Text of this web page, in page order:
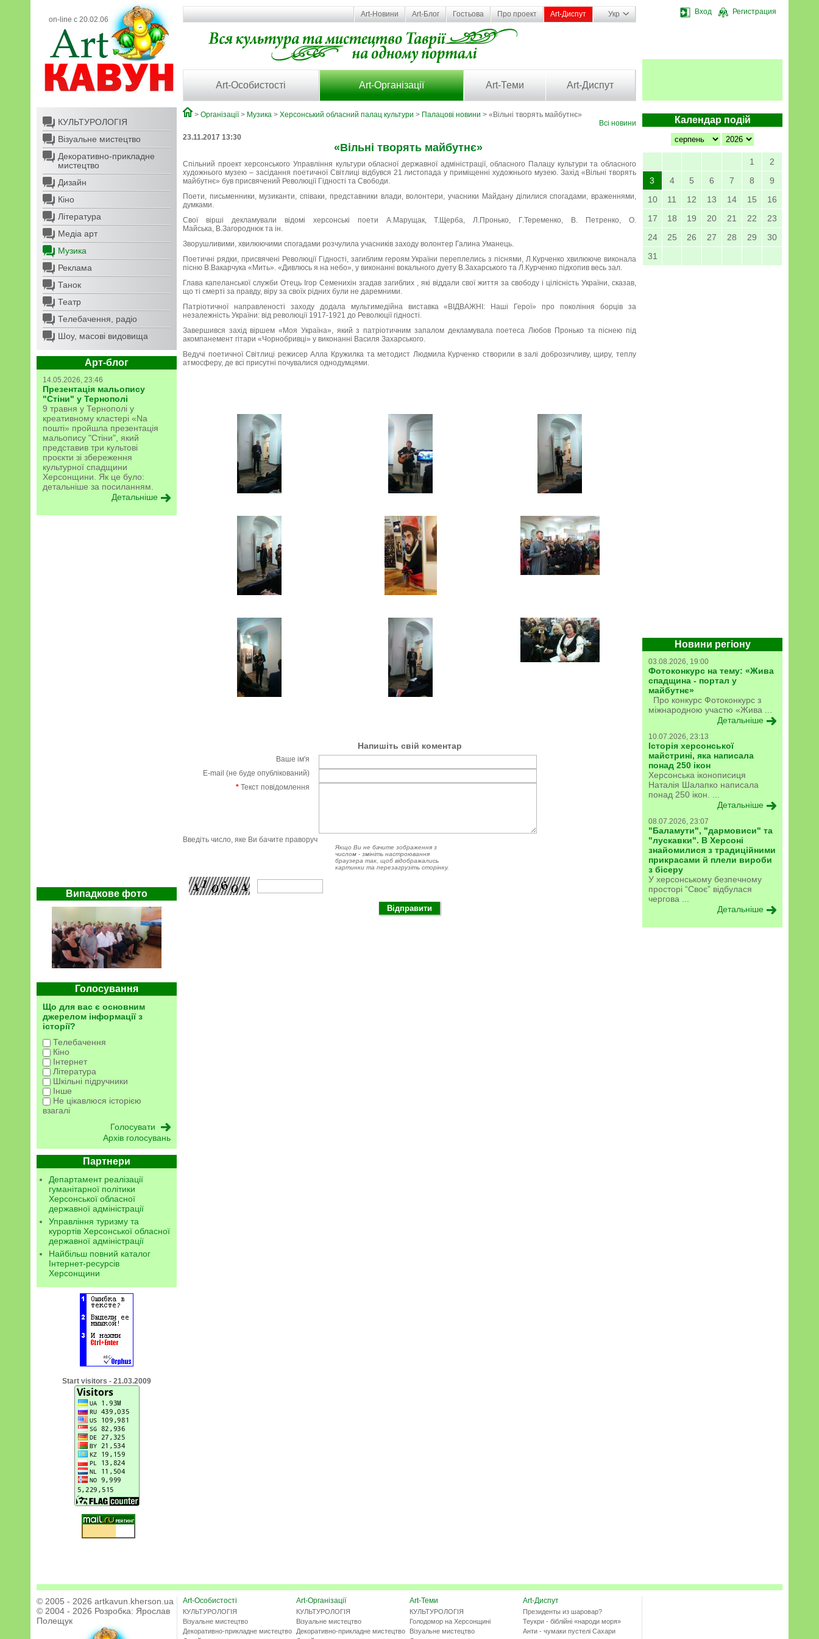
on-line с 20.02.06
Вход Регистрация
Art-Новини Art-Блог Гостьова Про проект Art-Диспут Укр
Art-Особистості Art-Організації Art-Теми Art-Диспут
КУЛЬТУРОЛОГІЯ
Візуальне мистецтво
Декоративно-прикладне
мистецтво
Дизайн
Кіно
Література
Медіа арт
Музика
Реклама
Танок
Театр
Телебачення, радіо
Шоу, масові видовища
Арт-блог
14.05.2026, 23:46
Презентація мальопису
"Стіни" у Тернополі
9 травня у Тернополі у
креативному кластері «Na
пошті» пройшла презентація
мальопису "Стіни", який
представив три культові
проєкти зі збереження
культурної спадщини
Херсонщини. Як це було:
детальніше за посиланням.
Детальніше
Випадкове фото
Голосування
Що для вас є основним
джерелом інформації з
історії?
Телебачення
Кіно
Інтернет
Література
Шкільні підручники
Інше
Не цікавлюся історією
взагалі
Архів голосувань
Партнери
Департамент реалізації
гуманітарної політики
Херсонської обласної
державної адміністрації
Управління туризму та
курортів Херсонської обласної
державної адміністрації
Найбільш повний каталог
Інтернет-ресурсів
Херсонщини
Start visitors - 21.03.2009
Календар подій
1
2
3
4 5 6 7 8
9
10
11 12 13 14 15
16
17
18 19 20 21 22
23
24
25 26 27 28 29
30
31
Новини регіону
03.08.2026, 19:00
Фотоконкурс на тему: «Жива
спадщина - портал у
майбутнє»
Про конкурс Фотоконкурс з
міжнародною участю «Жива ...
Детальніше
10.07.2026, 23:13
Історія херсонської
майстрині, яка написала
понад 250 ікон
Херсонська іконописиця
Наталія Шалапко написала
понад 250 ікон. ...
Детальніше
08.07.2026, 23:07
"Баламути", "дармовиси" та
"лускавки". В Херсоні
знайомилися з традиційними
прикрасами й плели вироби
з бісеру
У херсонському безпечному
просторі “Своє” відбулася
чергова ...
Детальніше
> Організації> Музика > Херсонський обласний палац культури > Палацові новини > «Вільні творять майбутнє»
Всі новини
23.11.2017 13:30
«Вільні творять майбутнє»
Спільний проект херсонського Управління культури обласної державної адміністрації, обласного Палацу культури та обласного
художнього музею – засідання поетичної Світлиці відбувся 21 листопада у приміщенні художнього музею. Захід «Вільні творять
майбутнє» був присвячений Революції Гідності та Свободи.
Поети, письменники, музиканти, співаки, представники влади, волонтери, учасники Майдану ділилися спогадами, враженнями,
думками.
Свої вірші декламували відомі херсонські поети А.Марущак, Т.Щерба, Л.Пронько, Г.Теременко, В. Петренко, О.
Майська, В.Загороднюк та ін.
Зворушливими, хвилюючими спогадами розчулила учасників заходу волонтер Галина Уманець.
Поетичні рядки, присвячені Революції Гідності, загиблим героям України переплелись з піснями, Л.Курченко хвилююче виконала
пісню В.Вакарчука «Мить». «Дивлюсь я на небо», у виконанні вокального дуету В.Захарського та Л.Курченко підхопив весь зал.
Глава капеланської служби Отець Ігор Семенихін згадав загиблих , які віддали свої життя за свободу і цілісність України, сказав,
що ті смерті за правду, віру за своїх рідних були не даремними.
Патріотичної направленості заходу додала мультимедійна виставка «ВІДВАЖНІ: Наші Герої» про покоління борців за
незалежність України: від революції 1917-1921 до Революції гідності.
Завершився захід віршем «Моя Україна», який з патріотичним запалом декламувала поетеса Любов Пронько та піснею під
акомпанемент гітари «Чорнобривці» у виконанні Василя Захарського.
Ведучі поетичної Світлиці режисер Алла Кружилка та методист Людмила Курченко створили в залі доброзичливу, щиру, теплу
атмосферу, де всі присутні почувалися однодумцями.
Напишіть свій коментар
Ваше ім'я
E-mail (не буде опублікований)
* Текст повідомлення
Введіть число, яке Ви бачите праворуч
Якщо Ви не бачите зображення з
числом - змініть настроювання
браузера так, щоб відображались
картинки та перезагрузіть сторінку.
© 2005 - 2026 artkavun.kherson.ua
© 2004 - 2026 Розробка: Ярослав
Полещук
Art-Особистості
КУЛЬТУРОЛОГІЯ
Візуальне мистецтво
Декоративно-прикладне мистецтво
Art-Організації
КУЛЬТУРОЛОГІЯ
Візуальне мистецтво
Декоративно-прикладне мистецтво
Art-Теми
КУЛЬТУРОЛОГІЯ
Голодомор на Херсонщині
Візуальне мистецтво
Art-Диспут
Президенты из шаровар?
Теукри - біблійні «народи моря»
Анти - чумаки пустелі Сахари